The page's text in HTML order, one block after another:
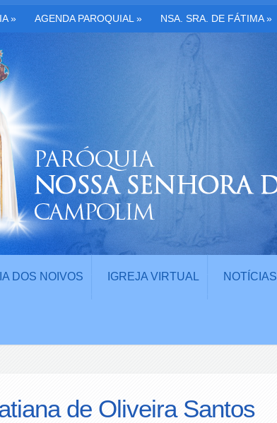
» AGENDA PAROQUIAL » NSA. SRA. DE FÁTIMA»
DOS NOIVOS IGREJA VIRTUAL NOTÍCIAS
de Oliveira Santos